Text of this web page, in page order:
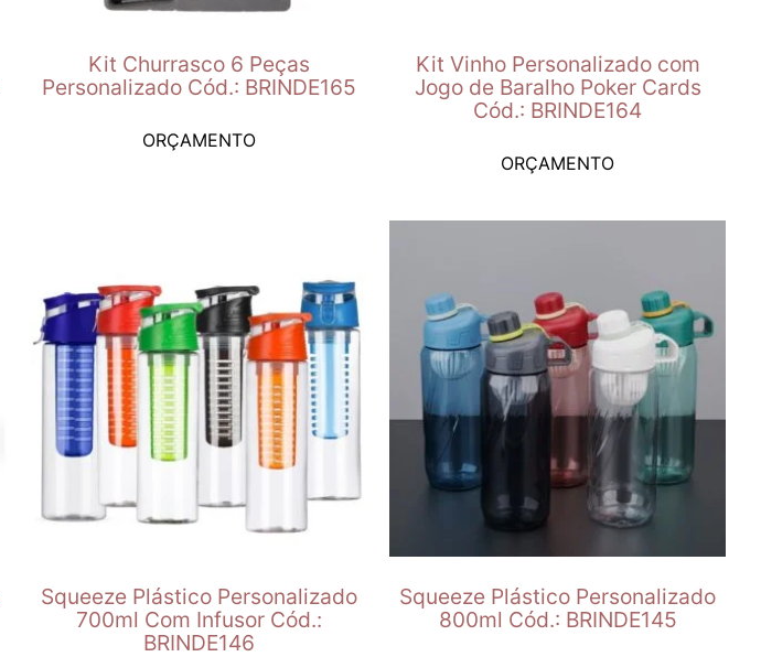
Kit Churrasco 6 Peças
Personalizado Cód.: BRINDE165
ORÇAMENTO
Kit Vinho Personalizado com
Jogo de Baralho Poker Cards
Cód.: BRINDE164
ORÇAMENTO
Squeeze Plástico Personalizado
700ml Com Infusor Cód.:
BRINDE146
Squeeze Plástico Personalizado
800ml Cód.: BRINDE145